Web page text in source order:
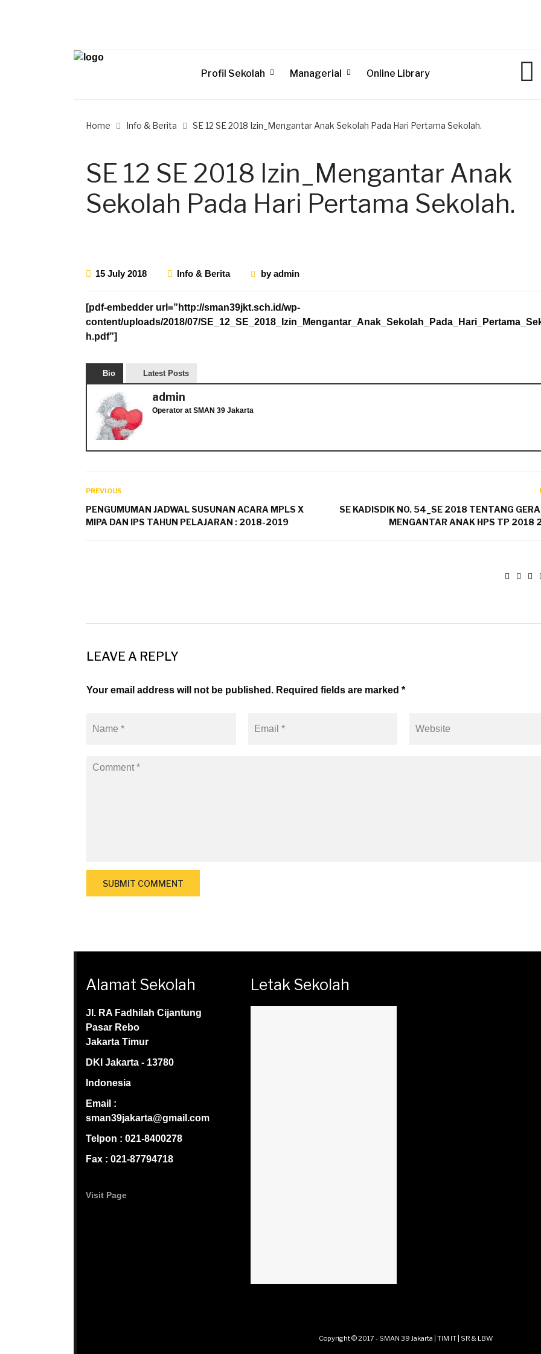
Profil Sekolah Managerial Online Library
Home Info & Berita SE 12 SE 2018 Izin_Mengantar Anak Sekolah Pada Hari Pertama Sekolah.
SE 12 SE 2018 Izin_Mengantar Anak
Sekolah Pada Hari Pertama Sekolah.
15 July 2018 Info & Berita byadmin
[pdf-embedder url=”http://sman39jkt.sch.id/wp-
content/uploads/2018/07/
h.pdf”]
Bio Latest Posts
admin
Operator at SMAN 39 Jakarta
PREVIOUS
PENGUMUMAN JADWAL SUSUNAN ACARA MPLS X
MIPA DAN IPS TAHUN PELAJARAN : 2018-2019
SE KADISDIK NO. 54_SE 2018 TENTANG
MENGANTAR ANAK HPS TP 2018
LEAVE A REPLY
Your email address will not be published. Required fields are marked *
Alamat Sekolah
Jl. RA Fadhilah Cijantung
Pasar Rebo
Jakarta Timur
DKI Jakarta - 13780
Indonesia
Email :
sman39jakarta@gmail.com
Telpon : 021-8400278
Fax : 021-87794718
Visit Page
Letak Sekolah
Copyright © 2017 - SMAN 39 Jakarta | TIM IT | SR & LBW